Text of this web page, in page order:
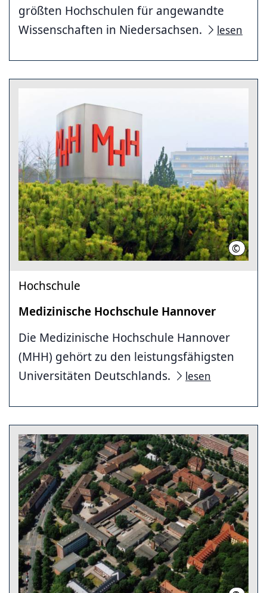
größten Hochschulen für angewandte
Wissenschaften in Niedersachsen.
lesen
© Karin
Hochschule
Medizinische Hochschule Hannover
Die Medizinische Hochschule Hannover
(MHH) gehört zu den leistungsfähigsten
Universitäten Deutschlands.
lesen